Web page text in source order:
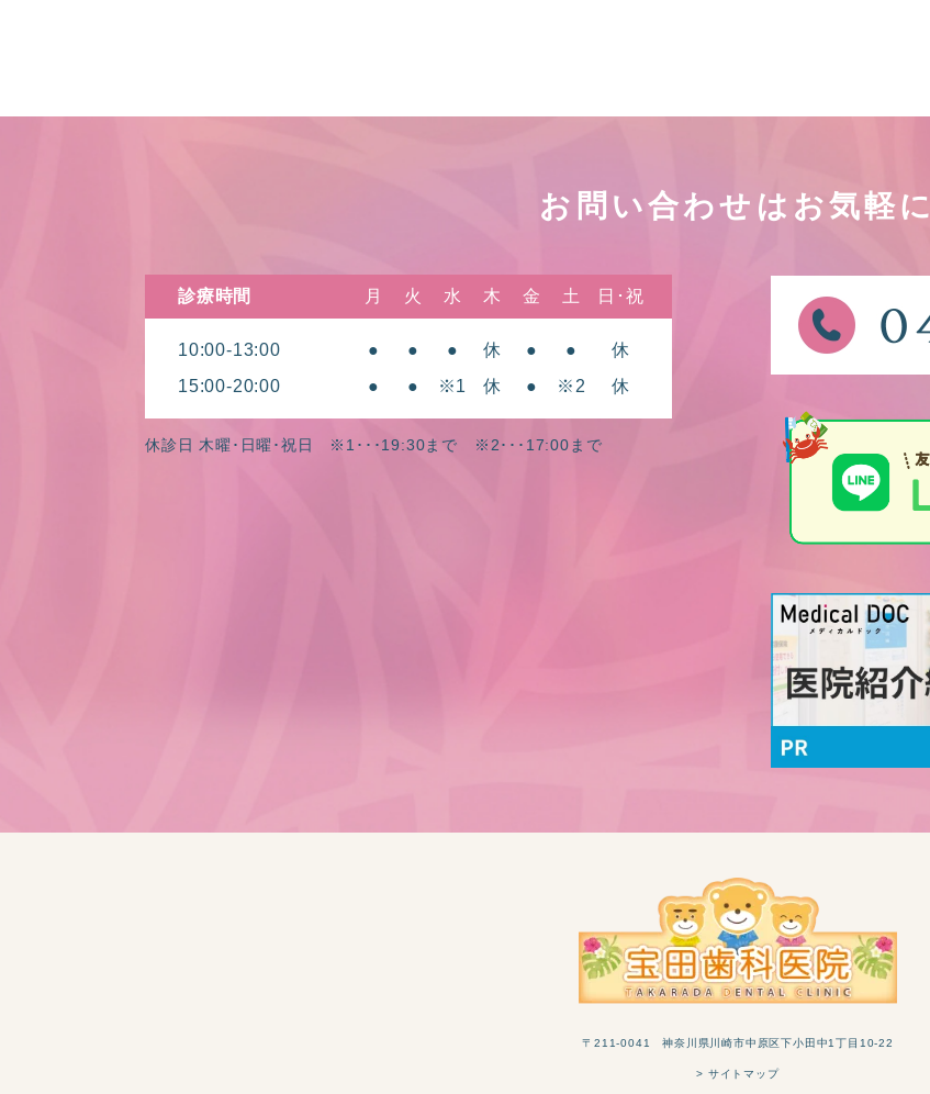
お問い合わせはお気軽に
診療時間 月 火 水 木 金 土 日･祝
10:00-13:00 ● ● ● 休 ● ●
休
15:00-20:00
● ● ※1 休 ● ※2 休
休診日 木曜･日曜･祝日 ※1･･･19:30まで ※2･･･17:00まで
〒211-0041 神奈川県川崎市中原区下小田中1丁目10-22
> サイトマップ